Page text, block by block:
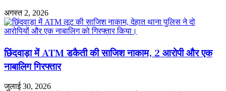
अगस्त 2, 2026
छिंदवाड़ा में ATM डकैती की साजिश नाकाम, 2 आरोपी और एक
नाबालिग गिरफ्तार
जुलाई 30, 2026